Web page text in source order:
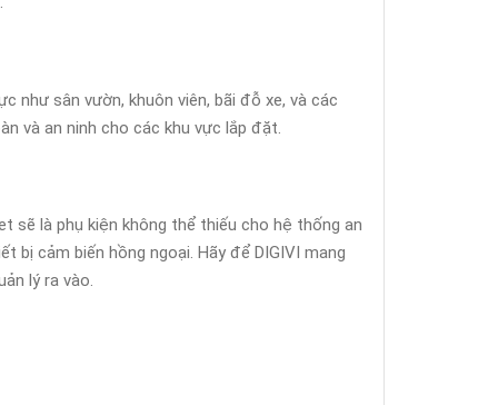
như sân vườn, khuôn viên, bãi đỗ xe, và các
và an ninh cho các khu vực lắp đặt.
sẽ là phụ kiện không thể thiếu cho hệ thống an
bị cảm biến hồng ngoại. Hãy để DIGIVI mang
lý ra vào.